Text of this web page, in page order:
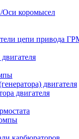
Оси коромысел
цепи привода
двигателя
двигателя